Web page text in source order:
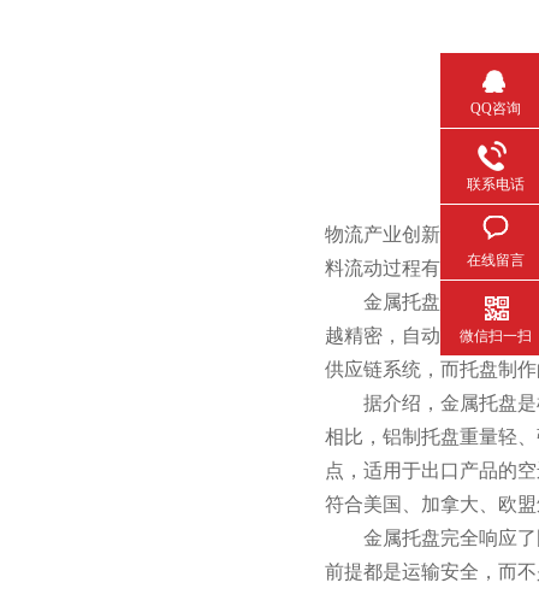
物流产业创新进步，设
料流动过程有序化的有效
金属托盘作业的实行
越精密，自动化程度越
供应链系统，而托盘制
据介绍，金属托盘是根
相比，铝制托盘重量
点，适用于出口产品的空
符合美国、加拿大、欧
金属托盘完全响应了国家
前提都是运输安全，而不
QQ咨询
联系电话
在线留言
微信扫一扫